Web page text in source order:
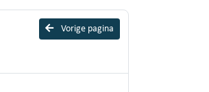
Vorige pagina